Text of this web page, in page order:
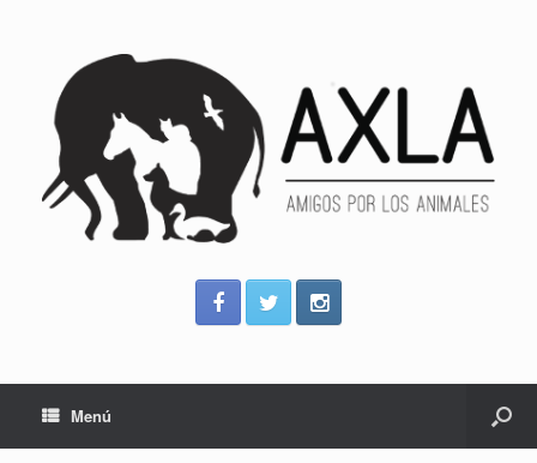
Menú